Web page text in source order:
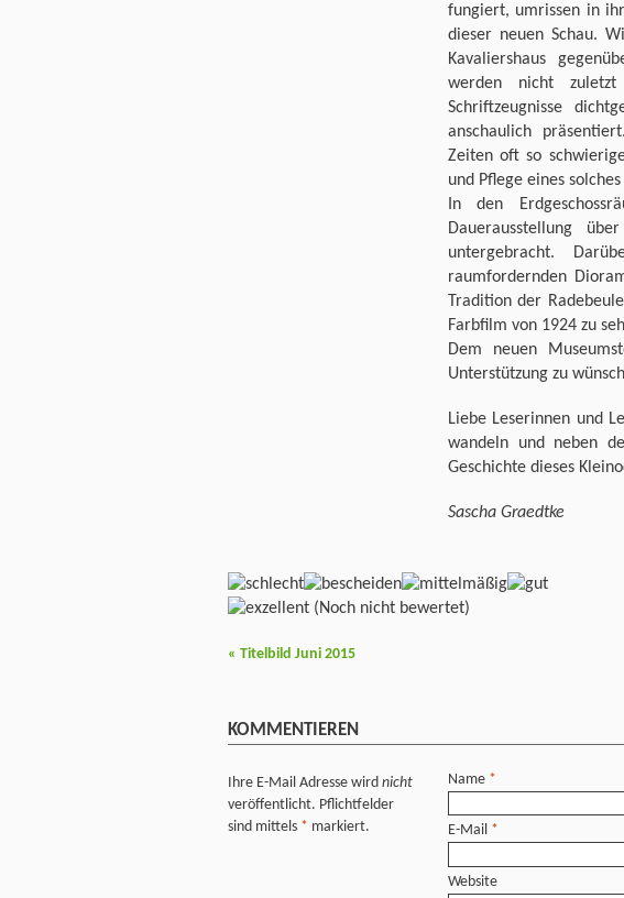
fungiert, umrissen in
dieser neuen Schau.
Kavaliershaus
werden nicht
Schriftzeugnisse
anschaulich
Zeiten oft so
und Pflege eines
In den
Dauerausstellung
untergebracht.
raumfordernden
Tradition der
Farbfilm von 1924 zu
Dem neuen
Unterstützung zu
Liebe Leserinnen und
wandeln und neben
Geschichte dieses
Sascha Graedtke
(Noch nicht bewertet)
« Titelbild Juni 2015
KOMMENTIEREN
Ihre E-Mail Adresse wird nicht
veröffentlicht. Pflichtfelder
sind mittels * markiert.
Name *
E-Mail *
Website